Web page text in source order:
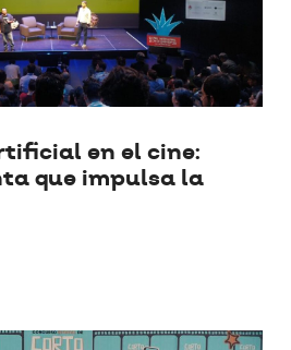
en el cine:
que im­pul­sa la